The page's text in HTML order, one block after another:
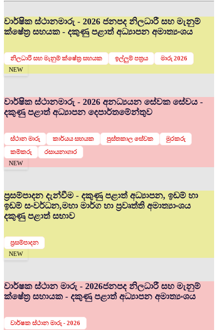
වාර්ෂික ස්ථානමාරු - 2026 ජනපද නිලධාරී සහ මැනුම්
ක්ෂේත්‍ර සහයක - දකුණු පළාත් අධ්‍යාපන අමාත්‍යංශය
නිලධාරි සහ මැනුම් ක්ෂේත්‍ර සහයක ඉල්ලුම් පත්‍රය
මාරු 2026
NEW
වාර්ෂික ස්ථානමාරු - 2026 අනධ්‍යයන සේවක සේවය -
දකුණු පළාත් අධ්‍යාපන දෙපාර්තමේන්තුව
ස්ථාන මාරු කාර්යය සහයක පුස්තකාල සේවක
මුරකරු
කම්කරු
රසායනාගාර
NEW
ප්‍රසම්පාදන දැන්වීම - දකුණු පළාත් අධ්‍යාපන, ඉඩම් හා
ඉඩම් සංවර්ධන,මහා මාර්ග හා ප්‍රවෘත්ති අමාත්‍යාංශය
දකුණු පළාත් සභාව
ප්‍රසම්පාදන
NEW
වාර්ෂක ස්ථාන මාරු - 2026ජනපද නිලධාරී සහ මැනුම්
ක්ෂේත්‍ර සහායක - දකුණු පළාත් අධ්‍යාපන අමාත්‍යංශය
වාර්ෂක ස්ථාන මාරු - 2026